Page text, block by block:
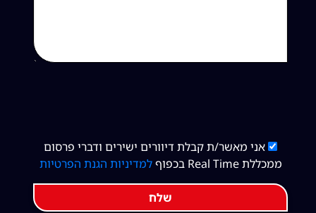
אני מאשר/ת קבלת דיוורים ישירים ודברי פרסום
ממכללת Real Time בכפוף
למדיניות הגנת הפרטיות
שלח